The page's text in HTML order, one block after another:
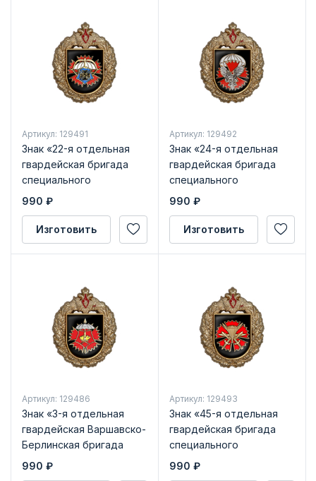
Артикул: 129491
Знак «22-я отдельная
гвардейская бригада
специального
назначения»
990 ₽
Изготовить
Артикул: 129492
Знак «24-я отдельная
гвардейская бригада
специального
назначения»
990 ₽
Изготовить
Артикул: 129486
Знак «3-я отдельная
гвардейская Варшавско-
Берлинская бригада
специального
990 ₽
Артикул: 129493
Знак «45-я отдельная
гвардейская бригада
специального
назначения»
990 ₽